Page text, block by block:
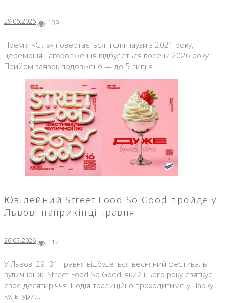
29.06.2026 139
Премія «Сіль» повертається після паузи з 2021 року,
церемонія нагородження відбудеться восени 2026 року.
Прийом заявок подовжено — до 5 липня.
Ювілейний Street Food So Good пройде у
Львові наприкінці травня
26.05.2026 117
У Львові 29–31 травня відбудеться весняний фестиваль
вуличної їжі Street Food So Good, який цього року святкує
своє десятиріччя. Подія традиційно проходитиме у Парку
культури…